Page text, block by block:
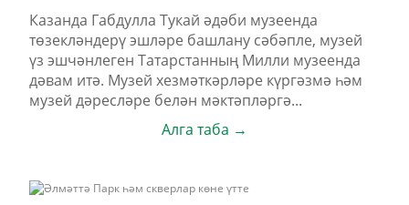
Казанда Габдулла Тукай әдәби музеенда
төзекләндерү эшләре башлану сәбәпле, музей
үз эшчәнлеген Татарстанның Милли музеенда
дәвам итә. Музей хезмәткәрләре күргәзмә һәм
музей дәресләре белән мәктәпләргә...
Алга таба →